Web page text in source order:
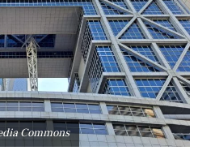
Commons